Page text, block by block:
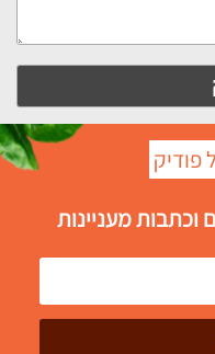
פודיק
וכתבות מעניינות